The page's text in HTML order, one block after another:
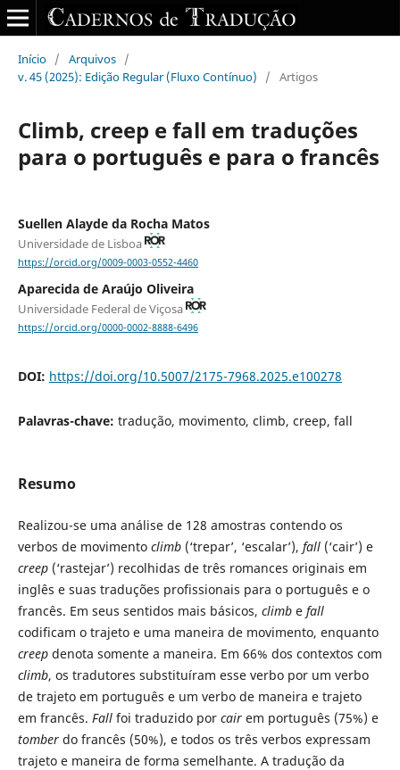
Início / Arquivos /
v. 45 (2025): Edição Regular (Fluxo Contínuo)
/ Artigos
Climb, creep e fall em traduções
para o português e para o francês
Suellen Alayde da Rocha Matos
Universidade de Lisboa
https://orcid.org/0009-0003-0552-4460
Aparecida de Araújo Oliveira
Universidade Federal de Viçosa
https://orcid.org/0000-0002-8888-6496
DOI: https://doi.org/10.5007/2175-7968.2025.e100278
Palavras-chave: tradução, movimento, climb, creep, fall
Resumo
Realizou-se uma análise de 128 amostras contendo os
verbos de movimento climb(‘trepar’, ‘escalar’), fall(‘cair’) e
creep(‘rastejar’) recolhidas de três romances originais em
inglês e suas traduções profissionais para o português e o
francês. Em seus sentidos mais básicos, climbe fall
codificam o trajeto e uma maneira de movimento, enquanto
creepdenota somente a maneira. Em 66% dos contextos com
climb, os tradutores substituíram esse verbo por um verbo
de trajeto em português e um verbo de maneira e trajeto
em francês. Fallfoi traduzido por cairem português (75%) e
tomberdo francês (50%), e todos os três verbos expressam
trajeto e maneira de forma semelhante. A tradução da